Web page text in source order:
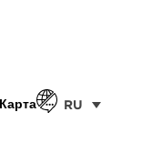
Карта RU